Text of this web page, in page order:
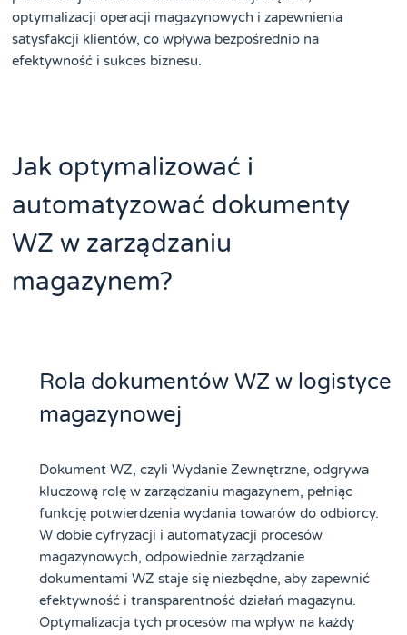
optymalizacji operacji magazynowych i zapewnienia
satysfakcji klientów, co wpływa bezpośrednio na
efektywność i sukces biznesu.
Jak optymalizować i
automatyzować dokumenty
WZ w zarządzaniu
magazynem?
Rola dokumentów WZ w logistyce
magazynowej
Dokument WZ, czyli Wydanie Zewnętrzne, odgrywa
kluczową rolę w zarządzaniu magazynem, pełniąc
funkcję potwierdzenia wydania towarów do odbiorcy.
W dobie cyfryzacji i automatyzacji procesów
magazynowych, odpowiednie zarządzanie
dokumentami WZ staje się niezbędne, aby zapewnić
efektywność i transparentność działań magazynu.
Optymalizacja tych procesów ma wpływ na każdy